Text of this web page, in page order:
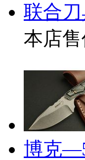
联合
本店售
博克